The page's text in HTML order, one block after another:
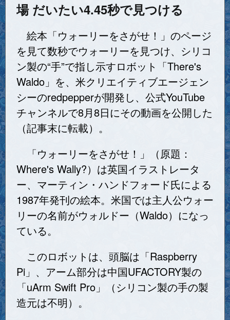
場 だいたい4.45秒で見つける
絵本「ウォーリーをさがせ！」のページ
を見て数秒でウォーリーを見つけ、シリコ
ン製の“手”で指し示すロボット「There's
Waldo」を、米クリエイティブエージェン
シーのredpepperが開発し、公式YouTube
チャンネルで8月8日にその動画を公開した
（記事末に転載）。
「ウォーリーをさがせ！」（原題：
Where's Wally?）は英国イラストレータ
ー、マーティン・ハンドフォード氏による
1987年発刊の絵本。米国では主人公ウォー
リーの名前がウォルドー（Waldo）になっ
ている。
このロボットは、頭脳は「Raspberry
Pi」、アーム部分は中国UFACTORY製の
「uArm Swift Pro」（シリコン製の手の製
造元は不明）。